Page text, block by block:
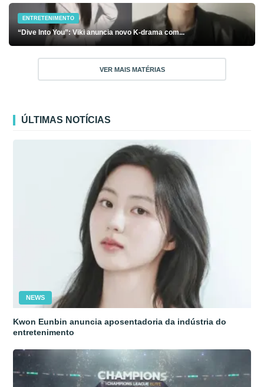
ENTRETENIMENTO
“Dive Into You”: Viki anuncia novo K-drama com...
VER MAIS MATÉRIAS
ÚLTIMAS NOTÍCIAS
NEWS
Kwon Eunbin anuncia aposentadoria da indústria do
entretenimento